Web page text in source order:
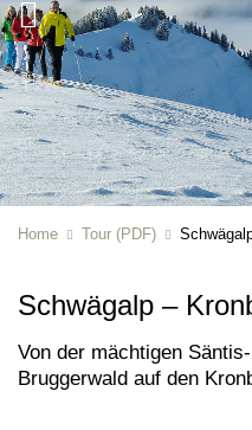
Home Tour (PDF)
Schwägalp –
Von der mächtigen
Bruggerwald auf den